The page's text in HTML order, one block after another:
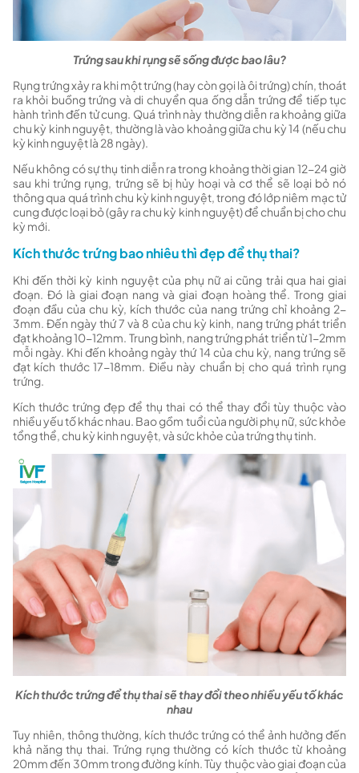
Trứng sau khi rụng sẽ sống được bao lâu?
Rụng trứng xảy ra khi một trứng (hay còn gọi là ôi trứng) chín, thoát
ra khỏi buồng trứng và di chuyển qua ống dẫn trứng để tiếp tục
hành trình đến tử cung. Quá trình này thường diễn ra khoảng giữa
chu kỳ kinh nguyệt, thường là vào khoảng giữa chu kỳ 14 (nếu chu
kỳ kinh nguyệt là 28 ngày).
Nếu không có sự thụ tinh diễn ra trong khoảng thời gian 12-24 giờ
sau khi trứng rụng, trứng sẽ bị hủy hoại và cơ thể sẽ loại bỏ nó
thông qua quá trình chu kỳ kinh nguyệt, trong đó lớp niêm mạc tử
cung được loại bỏ (gây ra chu kỳ kinh nguyệt) để chuẩn bị cho chu
kỳ mới.
Kích thước trứng bao nhiêu thì đẹp để thụ thai?
Khi đến thời kỳ kinh nguyệt của phụ nữ ai cũng trải qua hai giai
đoạn. Đó là giai đoạn nang và giai đoạn hoàng thể. Trong giai
đoạn đầu của chu kỳ, kích thước của nang trứng chỉ khoảng 2-
3mm. Đến ngày thứ 7 và 8 của chu kỳ kinh, nang trứng phát triển
đạt khoảng 10-12mm. Trung bình, nang trứng phát triển từ 1-2mm
mỗi ngày. Khi đến khoảng ngày thứ 14 của chu kỳ, nang trứng sẽ
đạt kích thước 17-18mm. Điều này chuẩn bị cho quá trình rụng
trứng.
Kích thước trứng đẹp để thụ thai có thể thay đổi tùy thuộc vào
nhiều yếu tố khác nhau. Bao gồm tuổi của người phụ nữ, sức khỏe
tổng thể, chu kỳ kinh nguyệt, và sức khỏe của trứng thụ tinh.
Kích thước trứng để thụ thai sẽ thay đổi theo nhiều yếu tố khác
nhau
Tuy nhiên, thông thường, kích thước trứng có thể ảnh hưởng đến
khả năng thụ thai. Trứng rụng thường có kích thước từ khoảng
20mm đến 30mm trong đường kính. Tùy thuộc vào giai đoạn của